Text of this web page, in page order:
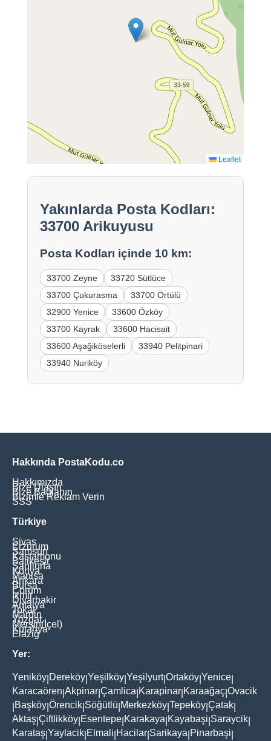
Leaflet
Yakınlarda Posta Kodları:
33700 Arikuyusu
Posta Kodları içinde 10 km:
33700 Zeyne
33720 Sütlüce
33700 Çukurasma
33700 Örtülü
32900 Yenice
33600 Özköy
33700 Kayrak
33600 Hacisait
33600 Aşağiköselerli
33940 Pelitpinari
33940 Nuriköy
Hakkında PostaKodu.co
Hakkımızda
Bize Ulaşın
Bize Bağlanın
Bizimle Reklam Verin
SSS
Türkiye
Sivas
Erzurum
Samsun
Kastamonu
Balikesir
Şanliurfa
Konya
Manisa
Ankara
Bursa
Çorum
İzmir
Diyarbakir
Antalya
Tokat
Mardin
Yozgat
Mersin(İçel)
Kütahya
Elaziğ
Yer:
Yeniköy Dereköy Yeşilköy Yeşilyurt|Ortaköy Yenice
Karacaören Akpinar Çamlica Karapinar Karaağaç Ovacik
Başköy Örencik Söğütlü Merkezköy Tepeköy Çatak
Aktaş Çiftlikköy Esentepe Karakaya Kayabaşi Saraycik
Karataş Yaylacik Elmali Hacilar Sarikaya Pinarbaşi